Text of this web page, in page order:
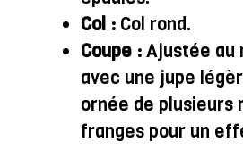
Col : Col rond.
Coupe :Ajustée au
avec une jupe
ornée de plusieurs
franges pour un